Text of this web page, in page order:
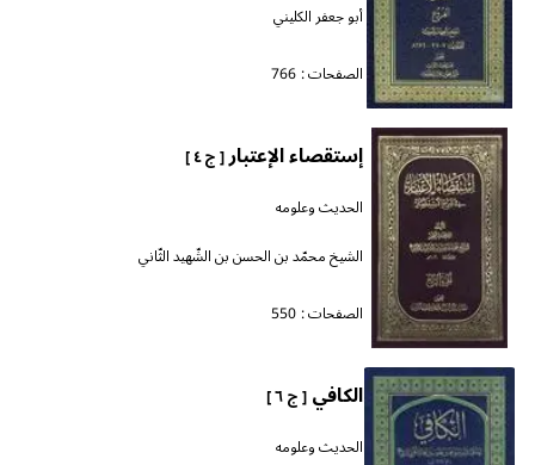
أبو جعفر الكليني
الصفحات : 766
إستقصاء الإعتبار[ ج ٤ ]
الحديث وعلومه
الشيخ محمّد بن الحسن بن الشّهيد الثّاني
الصفحات : 550
الكافي[ ج ٦ ]
الحديث وعلومه